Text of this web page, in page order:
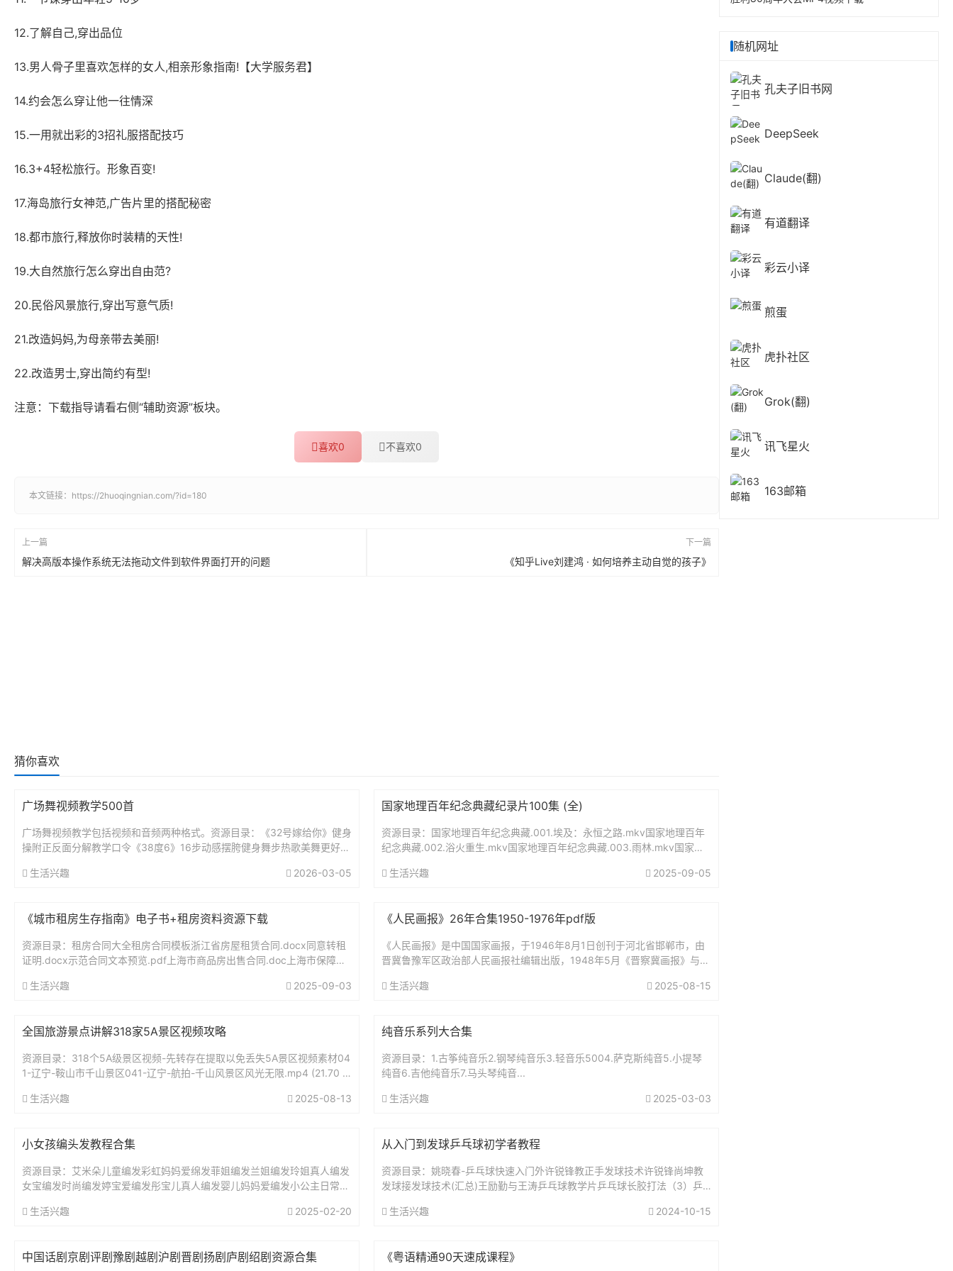
12.了解自己,穿出品位
13.男人骨子里喜欢怎样的女人,相亲形象指南!【大学服务君】
14.约会怎么穿让他一往情深
15.一用就出彩的3招礼服搭配技巧
16.3+4轻松旅行。形象百变!
17.海岛旅行女神范,广告片里的搭配秘密
18.都市旅行,释放你时装精的天性!
19.大自然旅行怎么穿出自由范?
20.民俗风景旅行,穿出写意气质!
21.改造妈妈,为母亲带去美丽!
22.改造男士,穿出简约有型!
注意：下载指导请看右侧“辅助资源”板块。
喜欢0 不喜欢0
本文链接： https://2huoqingnian.com/?id=180
上一篇
解决高版本操作系统无法拖动文件到软件界面打开的问题
下一篇
《知乎Live刘建鸿 · 如何培养主动自觉的孩子》
猜你喜欢
广场舞视频教学500首
广场舞视频教学包括视频和音频两种格式。资源目录：《32号嫁给你》健身
操附正反面分解教学口令《38度6》16步动感摆胯健身舞步热歌美舞更好学
生活兴趣
2026-03-05
国家地理百年纪念典藏纪录片100集 (全)
资源目录：国家地理百年纪念典藏.001.埃及：永恒之路.mkv国家地理百年
纪念典藏.002.浴火重生.mkv国家地理百年纪念典藏.003.雨林.mkv国家地
生活兴趣
2025-09-05
《城市租房生存指南》电子书+租房资料资源下载
资源目录：租房合同大全租房合同模板浙江省房屋租赁合同.docx同意转租
证明.docx示范合同文本预览.pdf上海市商品房出售合同.doc上海市保障性
生活兴趣
2025-09-03
《人民画报》26年合集1950-1976年pdf版
《人民画报》是中国国家画报，于1946年8月1日创刊于河北省邯郸市，由
晋冀鲁豫军区政治部人民画报社编辑出版，1948年5月《晋察冀画报》与
生活兴趣
2025-08-15
全国旅游景点讲解318家5A景区视频攻略
资源目录：318个5A级景区视频-先转存在提取以免丢失5A景区视频素材04
1-辽宁-鞍山市千山景区041-辽宁-航拍-千山风景区风光无限.mp4 (21.70 M
生活兴趣
2025-08-13
纯音乐系列大合集
资源目录：1.古筝纯音乐2.钢琴纯音乐3.轻音乐5004.萨克斯纯音5.小提琴
纯音6.吉他纯音乐7.马头琴纯音...
生活兴趣 2025-03-03
小女孩编头发教程合集
资源目录：艾米朵儿童编发彩虹妈妈爱绵发菲姐编发兰姐编发玲姐真人编发
女宝编发时尚编发婷宝爱编发彤宝儿真人编发婴儿妈妈爱编发小公主日常发
生活兴趣
2025-02-20
从入门到发球乒乓球初学者教程
资源目录：姚晓春-乒乓球快速入门外许锐锋教正手发球技术许锐锋尚坤教
发球接发球技术(汇总)王励勤与王涛乒乓球教学片乒乓球长胶打法（3）乒
教...生活兴趣 2024-10-15
中国话剧京剧评剧豫剧越剧沪剧晋剧扬剧庐剧绍剧资源合集 《粤语精通90天速成课程》
随机网址
孔夫子旧书网
DeepSeek
Claude(翻)
有道翻译
彩云小译
煎蛋
虎扑社区
Grok(翻)
讯飞星火
163邮箱